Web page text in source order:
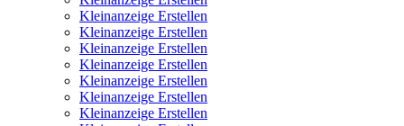
Kleinanzeige Erstellen
Kleinanzeige Erstellen
Kleinanzeige Erstellen
Kleinanzeige Erstellen
Kleinanzeige Erstellen
Kleinanzeige Erstellen
Kleinanzeige Erstellen